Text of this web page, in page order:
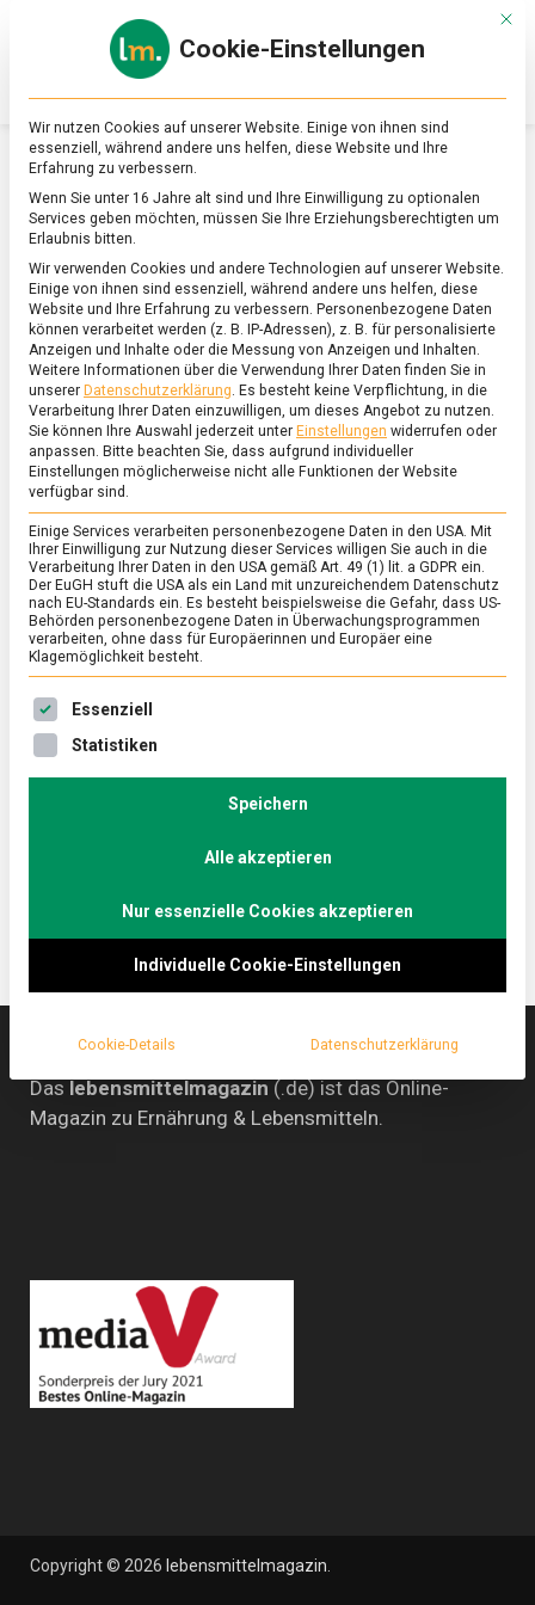
Online-
Magazin
zu
&
Ernährung
SCHLAGWORT:COLOMBA PASQUALE
FEATURED/WISSEN
Osterlamm und Co. – internationale
Spezialitäten rund um Ostern
8. April 2022
–
Ostern, das Fest der Auferstehung, ist der höchste
christliche Feiertag im Jahr. Weltweit feiern Christen
jeder Konfession dieses Fest. Zu den Traditionen
sondern auch vielfältige Gebäcke und Speisen.
Das lebensmittelmagazin (.de) ist das Online-
Magazin zu Ernährung & Lebensmitteln.
Copyright © 2026 lebensmittelmagazin
Mit
Cookie-Einstellungen
Wir nutzen Cookies auf unserer Website. Einige von ihnen sind
essenziell, während andere uns helfen, diese Website und Ihre
Erfahrung zu verbessern.
Wenn Sie unter 16 Jahre alt sind und Ihre Einwilligung zu optionalen
Services geben möchten, müssen Sie Ihre Erziehungsberechtigten um
Erlaubnis bitten.
Wir verwenden Cookies und andere Technologien auf unserer Website.
Einige von ihnen sind essenziell, während andere uns helfen, diese
Website und Ihre Erfahrung zu verbessern. Personenbezogene Daten
können verarbeitet werden (z. B. IP-Adressen), z. B. für personalisierte
Anzeigen und Inhalte oder die Messung von Anzeigen und Inhalten.
Weitere Informationen über die Verwendung Ihrer Daten finden Sie in
unserer Datenschutzerklärung. Es besteht keine Verpflichtung, in die
Verarbeitung Ihrer Daten einzuwilligen, um dieses Angebot zu nutzen.
Sie können Ihre Auswahl jederzeit unter Einstellungen widerrufen oder
anpassen. Bitte beachten Sie, dass aufgrund individueller
Einstellungen möglicherweise nicht alle Funktionen der Website
verfügbar sind.
Einige Services verarbeiten personenbezogene Daten in den USA. Mit
Ihrer Einwilligung zur Nutzung dieser Services willigen Sie auch in die
Verarbeitung Ihrer Daten in den USA gemäß Art. 49 (1) lit. a GDPR ein.
Der EuGH stuft die USA als ein Land mit unzureichendem Datenschutz
nach EU-Standards ein. Es besteht beispielsweise die Gefahr, dass US-
Behörden personenbezogene Daten in Überwachungsprogrammen
verarbeiten, ohne dass für Europäerinnen und Europäer eine
Klagemöglichkeit besteht.
Es folgt eine Liste der Service-Gruppen, für die eine
Essenziell
Statistiken
Speichern
Alle akzeptieren
Nur essenzielle Cookies akzeptieren
Individuelle Cookie-Einstellungen
Cookie-Details Datenschutzerklärung